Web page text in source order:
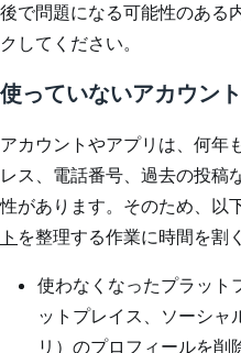
後で問題になる可能性のある
クしてください。
使っていないアカウン
アカウントやアプリは、何年
レス、電話番号、過去の投稿
性があります。そのため、以
ト を整理する作業に時間を割
使わなくなったプラット
ットプレイス、ソーシャ
リ ）のプロフィールを削